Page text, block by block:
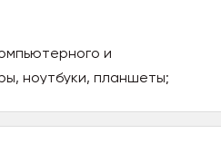
и
ноутбуки, планшеты;